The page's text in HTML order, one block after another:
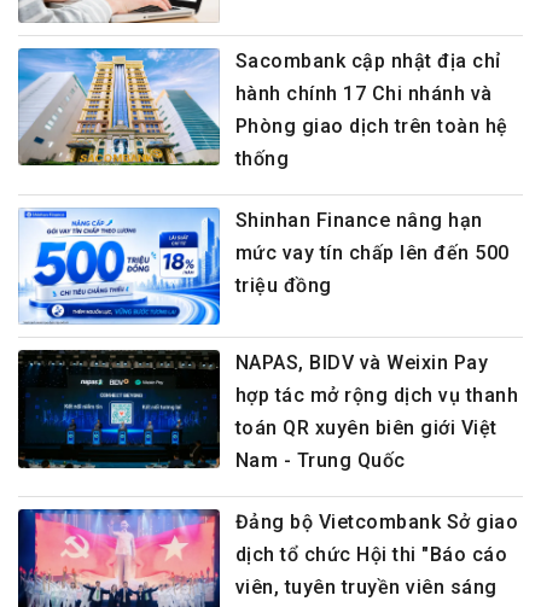
Sacombank cập nhật địa chỉ
hành chính 17 Chi nhánh và
Phòng giao dịch trên toàn hệ
thống
Shinhan Finance nâng hạn
mức vay tín chấp lên đến 500
triệu đồng
NAPAS, BIDV và Weixin Pay
hợp tác mở rộng dịch vụ thanh
toán QR xuyên biên giới Việt
Nam - Trung Quốc
Đảng bộ Vietcombank Sở giao
dịch tổ chức Hội thi "Báo cáo
viên, tuyên truyền viên sáng